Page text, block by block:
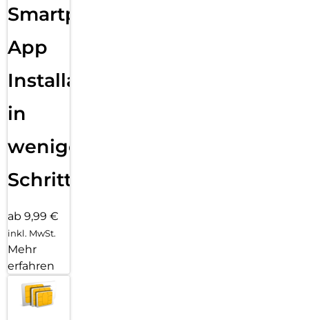
Panzerglases schnell, einfach und exakt.
Smartphone
App
Installation
in
wenigen
Schritten
ab 9,99 €
inkl. MwSt.
Mehr
erfahren